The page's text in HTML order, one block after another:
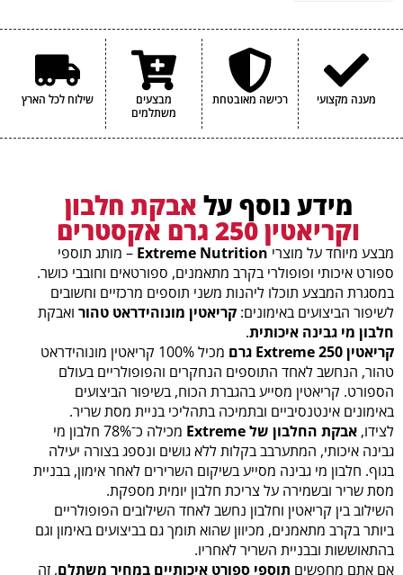
מענה מקצועי רכישה מאובטחת
מבצעים
משתלמים
שילוח לכל הארץ
מידע נוסף על אבקת חלבון
וקריאטין 250 גרם אקסטרים
מבצע מיוחד על מוצרי Extreme Nutrition– מותג תוספי
ספורט איכותי ופופולרי בקרב מתאמנים, ספורטאים וחובבי כושר.
במסגרת המבצע תוכלו ליהנות משני תוספים מרכזיים וחשובים
לשיפור הביצועים באימונים: קריאטין מונוהידראט טהור ואבקת
חלבון מי גבינה איכותית.
קריאטין Extreme 250 גרם
מכיל 100% קריאטין מונוהידראט
טהור, הנחשב לאחד התוספים הנחקרים והפופולריים בעולם
הספורט. קריאטין מסייע בהגברת הכוח, בשיפור הביצועים
באימונים אינטנסיביים ובתמיכה בתהליכי בניית מסת שריר.
לצידו, אבקת החלבון של Extreme
מכילה כ־78% חלבון מי
גבינה איכותי, המתערבב בקלות ללא גושים ונספג בצורה יעילה
בגוף. חלבון מי גבינה מסייע בשיקום השרירים לאחר אימון, בבניית
מסת שריר ובשמירה על צריכת חלבון יומית מספקת.
השילוב בין קריאטין וחלבון נחשב לאחד השילובים הפופולריים
ביותר בקרב מתאמנים, מכיוון שהוא תומך גם בביצועים באימון וגם
בהתאוששות ובבניית השריר לאחריו.
אם אתם מחפשים תוספי ספורט איכותיים במחיר משתלם, זה